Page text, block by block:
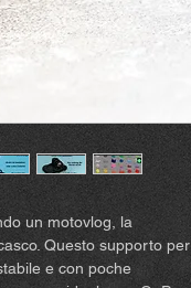
un motovlog, la
Questo supporto per
e con poche